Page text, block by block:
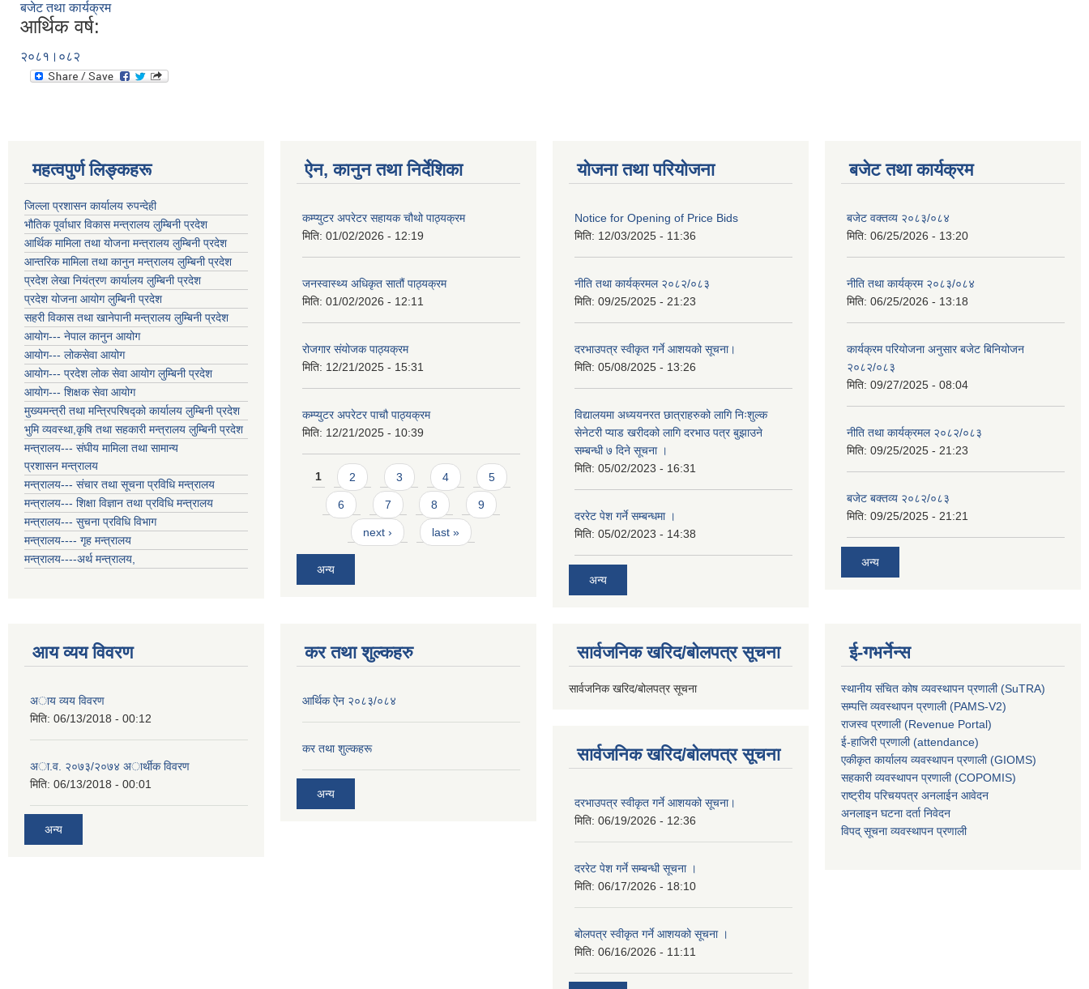
बजेट तथा कार्यक्रम
आर्थिक वर्ष:
२०८१।०८२
महत्वपुर्ण लिङ्कहरू
जिल्ला प्रशासन कार्यालय रुपन्देही
भौतिक पूर्वाधार विकास मन्त्रालय लुम्बिनी प्रदेश
आर्थिक मामिला तथा योजना मन्त्रालय लुम्बिनी प्रदेश
आन्तरिक मामिला तथा कानुन मन्त्रालय लुम्बिनी प्रदेश
प्रदेश लेखा नियंत्रण कार्यालय लुम्बिनी प्रदेश
प्रदेश योजना आयोग लुम्बिनी प्रदेश
सहरी विकास तथा खानेपानी मन्त्रालय लुम्बिनी प्रदेश
आयोग--- नेपाल कानुन आयोग
आयोग--- लोकसेवा आयोग
आयोग--- प्रदेश लोक सेवा आयोग लुम्बिनी प्रदेश
आयोग--- शिक्षक सेवा आयोग
मुख्यमन्त्री तथा मन्त्रिपरिषद्को कार्यालय लुम्बिनी प्रदेश
भुमि व्यवस्था,कृषि तथा सहकारी मन्त्रालय लुम्बिनी प्रदेश
मन्त्रालय--- संघीय मामिला तथा सामान्य
प्रशासन मन्त्रालय
मन्त्रालय--- संचार तथा सूचना प्रविधि मन्त्रालय
मन्त्रालय--- शिक्षा विज्ञान तथा प्रविधि मन्त्रालय
मन्त्रालय--- सुचना प्रविधि विभाग
मन्त्रालय---- गृह मन्त्रालय
मन्त्रालय----अर्थ मन्त्रालय,
ऐन, कानुन तथा निर्देशिका
कम्प्युटर अपरेटर सहायक चौथो पाठ्यक्रम
मिति: 01/02/2026 - 12:19
जनस्वास्थ्य अधिकृत सातौं पाठ्यक्रम
मिति: 01/02/2026 - 12:11
रोजगार संयोजक पाठ्यक्रम
मिति: 12/21/2025 - 15:31
कम्प्युटर अपरेटर पाचौ पाठ्यक्रम
मिति: 12/21/2025 - 10:39
Pages
1 2 3 4 5
6 7 8 9
next › last »
अन्य
योजना तथा परियोजना
Notice for Opening of Price Bids
मिति: 12/03/2025 - 11:36
नीति तथा कार्यक्रमल २०८२/०८३
मिति: 09/25/2025 - 21:23
दरभाउपत्र स्वीकृत गर्ने आशयको सूचना।
मिति: 05/08/2025 - 13:26
विद्यालयमा अध्ययनरत छात्राहरुको लागि निःशुल्क
सेनेटरी प्याड खरीदको लागि दरभाउ पत्र बुझाउने
सम्बन्धी ७ दिने सूचना ।
मिति: 05/02/2023 - 16:31
दररेट पेश गर्ने सम्बन्धमा ।
मिति: 05/02/2023 - 14:38
अन्य
बजेट तथा कार्यक्रम
बजेट वक्तव्य २०८३/०८४
मिति: 06/25/2026 - 13:20
नीति तथा कार्यक्रम २०८३/०८४
मिति: 06/25/2026 - 13:18
कार्यक्रम परियोजना अनुसार बजेट बिनियोजन
२०८२/०८३
मिति: 09/27/2025 - 08:04
नीति तथा कार्यक्रमल २०८२/०८३
मिति: 09/25/2025 - 21:23
बजेट बक्तव्य २०८२/०८३
मिति: 09/25/2025 - 21:21
अन्य
आय व्यय विवरण
अाय व्यय विवरण
मिति: 06/13/2018 - 00:12
अा.व. २०७३/२०७४ अार्थीक विवरण
मिति: 06/13/2018 - 00:01
अन्य
कर तथा शुल्कहरु
आर्थिक ऐन २०८३/०८४
कर तथा शुल्कहरू
अन्य
सार्वजनिक खरिद/बोलपत्र सूचना
सार्वजनिक खरिद/बोलपत्र सूचना
सार्वजनिक खरिद/बोलपत्र सूचना
दरभाउपत्र स्वीकृत गर्ने आशयको सूचना।
मिति: 06/19/2026 - 12:36
दररेट पेश गर्ने सम्बन्धी सूचना ।
मिति: 06/17/2026 - 18:10
बोलपत्र स्वीकृत गर्ने आशयको सूचना ।
मिति: 06/16/2026 - 11:11
ई-गभर्नेन्स
स्थानीय संचित कोष व्यवस्थापन प्रणाली (SuTRA)
सम्पत्ति व्यवस्थापन प्रणाली (PAMS-V2)
राजस्व प्रणाली (Revenue Portal)
ई-हाजिरी प्रणाली (attendance)
एकीकृत कार्यालय व्यवस्थापन प्रणाली (GIOMS)
सहकारी व्यवस्थापन प्रणाली (COPOMIS)
राष्ट्रीय परिचयपत्र अनलाईन आवेदन
अनलाइन घटना दर्ता निवेदन
विपद् सूचना व्यवस्थापन प्रणाली